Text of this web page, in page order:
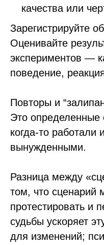
качества или
Зарегистрируйте
Оценивайте
экспериментов —
поведение,
Повторы и
Это определенные
когда-то работали
вынужденными.
Разница между
том, что сценарий
протестировать и
судьбы ускоряет
для изменений;